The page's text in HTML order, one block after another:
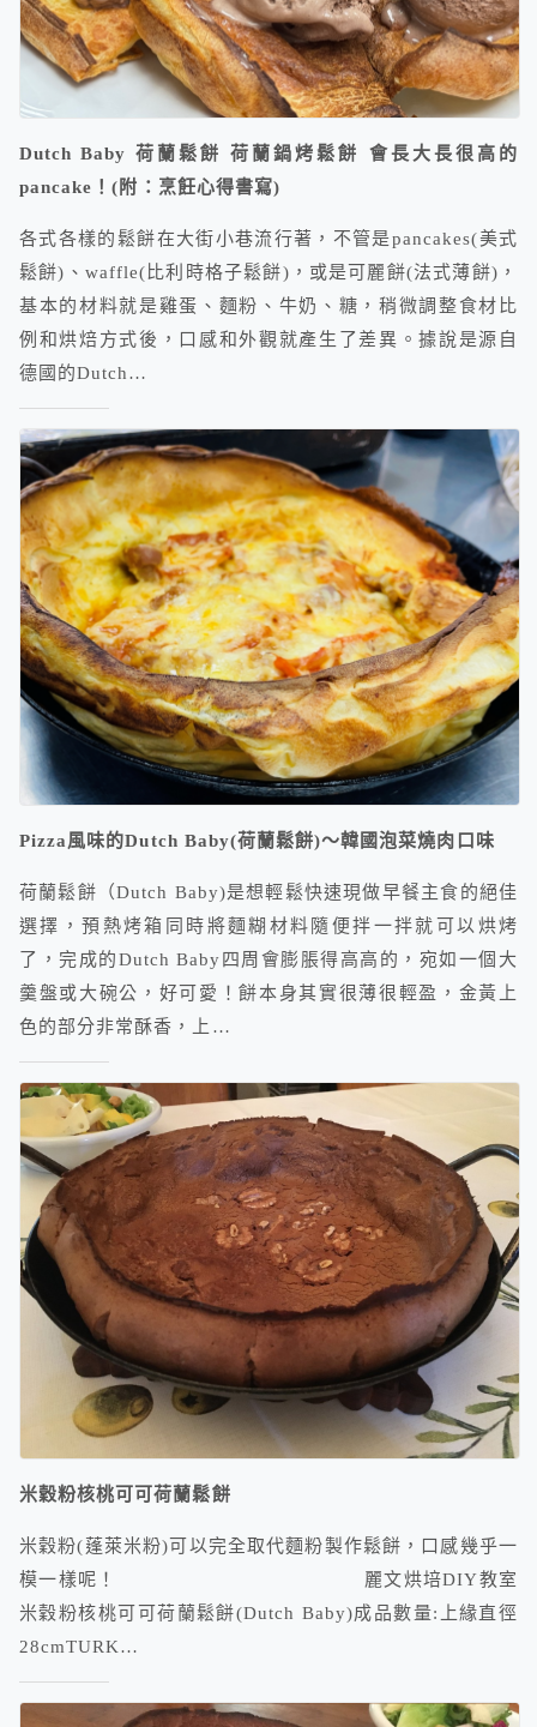
Dutch Baby 荷蘭鬆餅 荷蘭鍋烤鬆餅 會長大長很高的
pancake！(附：烹飪心得書寫)
各式各樣的鬆餅在大街小巷流行著，不管是pancakes(美式
鬆餅)、waffle(比利時格子鬆餅)，或是可麗餅(法式薄餅)，
基本的材料就是雞蛋、麵粉、牛奶、糖，稍微調整食材比
例和烘焙方式後，口感和外觀就產生了差異。據說是源自
德國的Dutch…
Pizza風味的Dutch Baby(荷蘭鬆餅)～韓國泡菜燒肉口味
荷蘭鬆餅（Dutch Baby)是想輕鬆快速現做早餐主食的絕佳
選擇，預熱烤箱同時將麵糊材料隨便拌一拌就可以烘烤
了，完成的Dutch Baby四周會膨脹得高高的，宛如一個大
羹盤或大碗公，好可愛！餅本身其實很薄很輕盈，金黃上
色的部分非常酥香，上…
米穀粉核桃可可荷蘭鬆餅
米穀粉(蓬萊米粉)可以完全取代麵粉製作鬆餅，口感幾乎一
模一樣呢！ 麗文烘培DIY教室
米穀粉核桃可可荷蘭鬆餅(Dutch Baby)成品數量:上緣直徑
28cmTURK…